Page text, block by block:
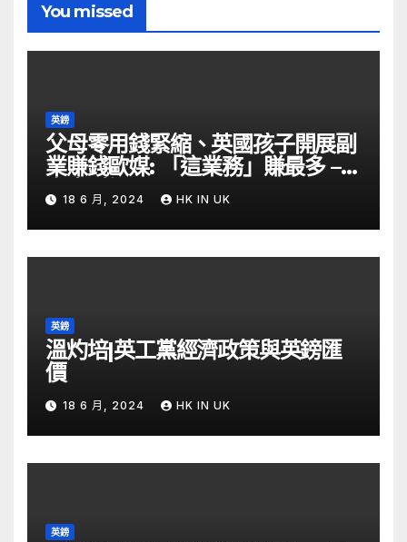
You missed
英鎊
父母零用錢緊縮、英國孩子開展副
業賺錢歐媒: 「這業務」賺最多 –
自由財經
18 6 月, 2024 HK IN UK
英鎊
溫灼培|英工黨經濟政策與英鎊匯
價
18 6 月, 2024 HK IN UK
英鎊